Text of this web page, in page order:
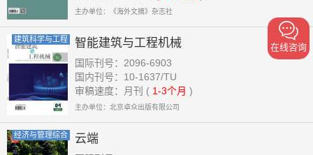
主办单位：《海外文摘》杂志社
建筑科学与工程 智能建筑与工程机械
国际刊号：2096-6903
国内刊号：10-1637/TU
审稿速度：月刊 ( 1-3个月 )
主办单位：北京卓众出版有限公司
经济与管理综合 云端
在线咨询